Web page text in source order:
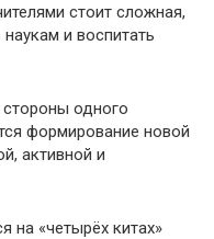
стоит сложная,
и воспитать
одного
формирование новой
активной и
на «четырёх китах»